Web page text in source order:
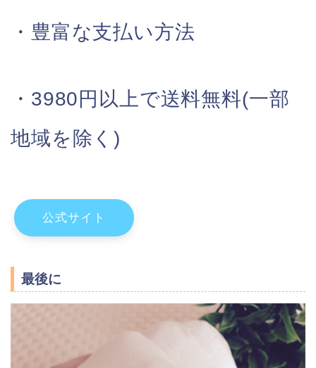
・豊富な支払い方法
・3980円以上で送料無料(一部
地域を除く)
公式サイト
最後に